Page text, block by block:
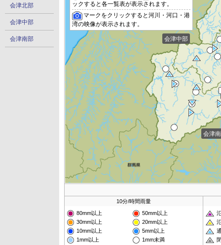
会津北部
会津中部
会津南部 会津中部
会津
ックすると各一覧表が表示されます。
マークをクリックすると河川・河口・港
湾の映像が表示されます。
10分/時間雨量
80mm以上
50mm以上
30mm以上
20mm以上
10mm以上
5mm以上
1mm以上
1mm未満